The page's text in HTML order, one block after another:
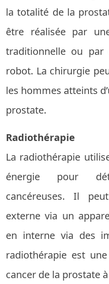
la totalité de la
être réalisée par
traditionnelle ou par
robot. La chirurgie
les hommes atteints
prostate.
Radiothérapie
La radiothérapie
énergie pour
cancéreuses. Il
externe via un
en interne via des
radiothérapie est
cancer de la prostate